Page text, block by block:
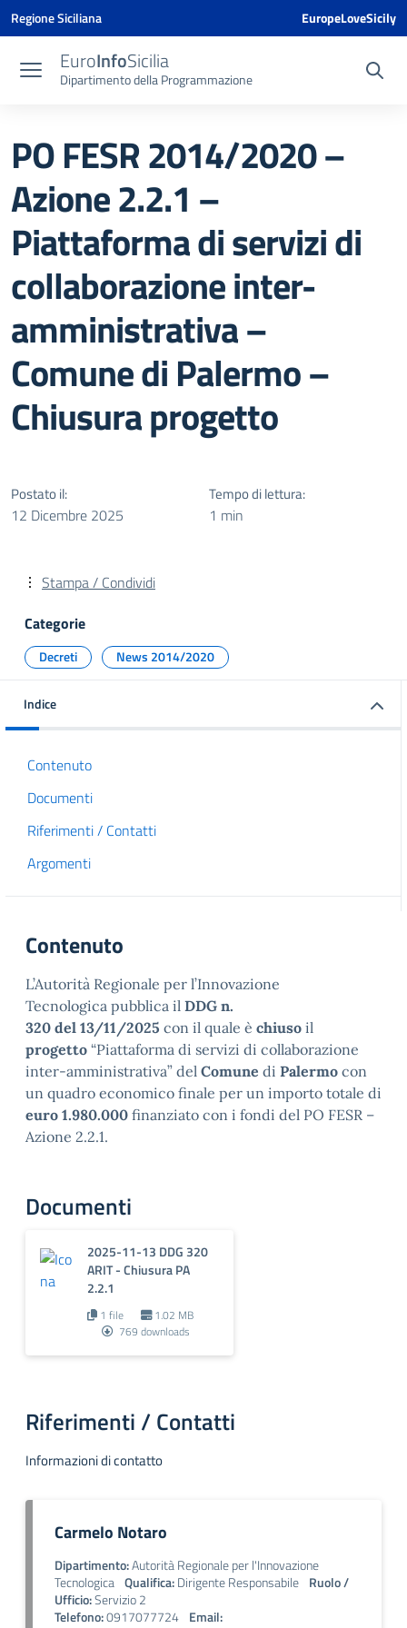
Vai ai contenuti
Vai al menu di navigazione
Vai al footer
Vai al banner delle Cookie Policy
Regione Siciliana EuropeLoveSicily
EuroInfoSicilia
Dipartimento della Programmazione
PO FESR 2014/2020 –
Azione 2.2.1 –
Piattaforma di servizi di
collaborazione inter-
amministrativa –
Comune di Palermo –
Chiusura progetto
Postato il:
12 Dicembre 2025
Tempo di lettura:
1 min
Stampa / Condividi
Categorie
Decreti News 2014/2020
Indice
Contenuto
Documenti
Riferimenti / Contatti
Argomenti
Contenuto
L’Autorità Regionale per l’Innovazione
Tecnologica pubblica il DDG n.
320 del 13/11/2025 con il quale è chiuso il
progetto “Piattaforma di servizi di collaborazione
inter-amministrativa” del Comune di Palermo con
un quadro economico finale per un importo totale di
euro 1.980.000 finanziato con i fondi del PO FESR –
Azione 2.2.1.
Documenti
2025-11-13 DDG 320
ARIT - Chiusura PA
2.2.1
1 file
1.02 MB
769 downloads
Riferimenti / Contatti
Informazioni di contatto
Carmelo Notaro
Dipartimento:Autorità Regionale per l'Innovazione
Tecnologica Qualifica:Dirigente Responsabile Ruolo /
Ufficio:Servizio 2
Telefono:0917077724 Email: